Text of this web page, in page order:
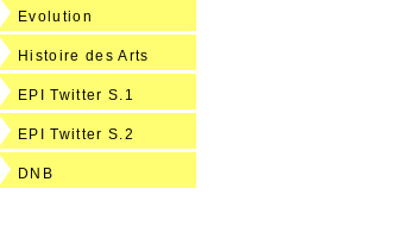
Evolution
Histoire des Arts
EPI Twitter S.1
EPI Twitter S.2
DNB